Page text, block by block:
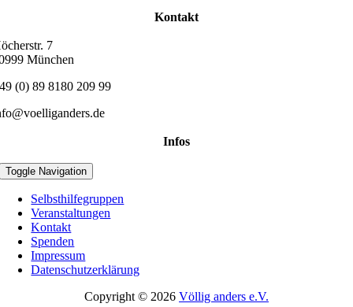
Kontakt
7
München
(0) 89 8180 209 99
Infos
Toggle Navigation
Selbsthilfegruppen
Veranstaltungen
Kontakt
Spenden
Impressum
Datenschutzerklärung
Copyright © 2026 Völlig anders e.V.